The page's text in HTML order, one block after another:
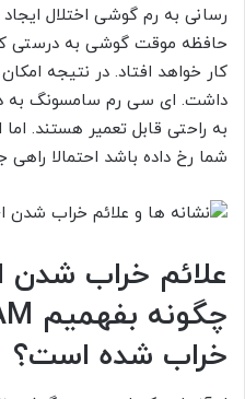
رسانی به رم گوشی اختلال
حافظه موقت گوشی به درستی
کار خواهد افتاد. در نتیجه
داشت. ای سی رم سامسونگ به
به راحتی قابل تعمیر هستند.
شما رخ داده باشد احتمالا
علائم خراب
خراب شده است؟